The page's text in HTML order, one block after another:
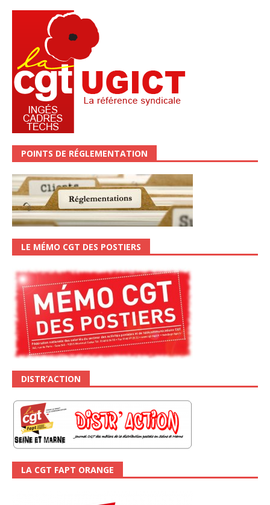
POINTS DE RÉGLEMENTATION
LE MÉMO CGT DES POSTIERS
DISTR’ACTION
LA CGT FAPT ORANGE